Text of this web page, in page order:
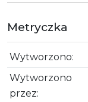
Metryczka
Wytworzono:
Wytworzono
przez: